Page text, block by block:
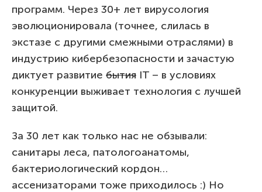
программ. Через 30+ лет вирусология
эволюционировала (точнее, слилась в
экстазе с другими смежными отраслями) в
индустрию кибербезопасности и зачастую
диктует развитие бытия IT – в условиях
конкуренции выживает технология с лучшей
защитой.
За 30 лет как только нас не обзывали:
санитары леса, патологоанатомы,
бактериологический кордон…
ассенизаторами тоже приходилось :) Но